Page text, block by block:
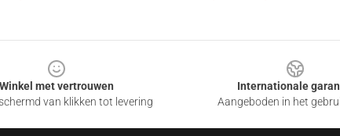
Winkel met vertrouwen
van klikken tot levering
Internationale
Aangeboden in het